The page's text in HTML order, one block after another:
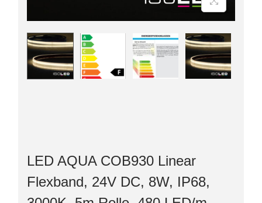
LED AQUA COB930 Linear
Flexband, 24V DC, 8W, IP68,